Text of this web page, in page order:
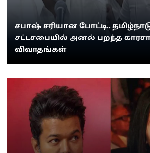
சபாஷ் சரியான போட்டி..
சட்டசபையில் அனல் பறந்த
விவாதங்கள்